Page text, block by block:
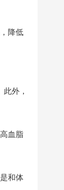
降低
外，
血脂
和体